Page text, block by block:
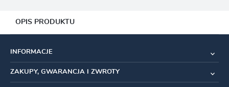
OPIS PRODUKTU
Taśma pozwalająca w prosty sposób zrobić z obręczy zestaw
INFORMACJE
ZAKUPY, GWARANCJA I ZWROTY